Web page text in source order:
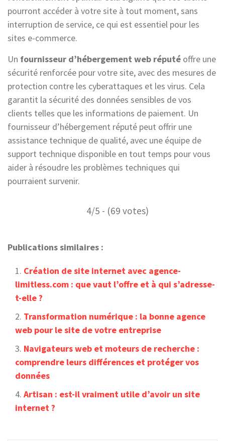
pourront accéder à votre site à tout moment, sans
interruption de service, ce qui est essentiel pour les
sites e-commerce.
Un fournisseur d’hébergement web réputé offre une
sécurité renforcée pour votre site, avec des mesures de
protection contre les cyberattaques et les virus. Cela
garantit la sécurité des données sensibles de vos
clients telles que les informations de paiement. Un
fournisseur d’hébergement réputé peut offrir une
assistance technique de qualité, avec une équipe de
support technique disponible en tout temps pour vous
aider à résoudre les problèmes techniques qui
pourraient survenir.
4/5 - (69 votes)
Publications similaires :
Création de site internet avec agence-
limitless.com : que vaut l’offre et à qui s’adresse-
t-elle ?
Transformation numérique : la bonne agence
web pour le site de votre entreprise
Navigateurs web et moteurs de recherche :
comprendre leurs différences et protéger vos
données
Artisan : est-il vraiment utile d’avoir un site
internet ?